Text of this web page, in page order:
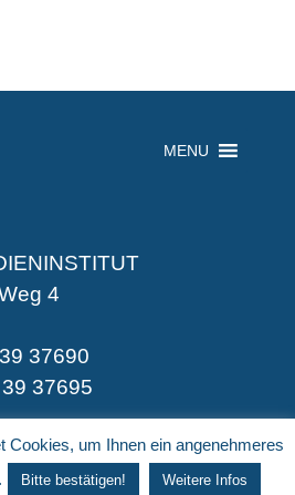
MENU
4
37690
37695
-
Cookies, um Ihnen ein angenehmeres
Bitte bestätigen! Weitere Infos